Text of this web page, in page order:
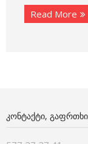
Read More
ᲙᲝᲜᲢᲐᲥᲢᲘ,